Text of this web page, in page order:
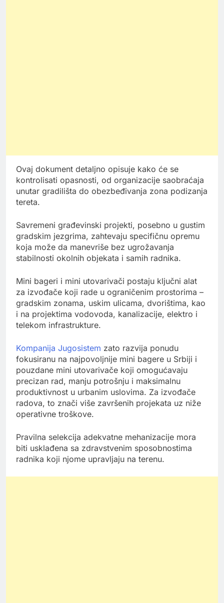
Ovaj dokument detaljno opisuje kako će se
kontrolisati opasnosti, od organizacije saobraćaja
unutar gradilišta do obezbeđivanja zona podizanja
tereta.
Savremeni građevinski projekti, posebno u gustim
gradskim jezgrima, zahtevaju specifičnu opremu
koja može da manevriše bez ugrožavanja
stabilnosti okolnih objekata i samih radnika.
Mini bageri i mini utovarivači postaju ključni alat
za izvođače koji rade u ograničenim prostorima –
gradskim zonama, uskim ulicama, dvorištima, kao
i na projektima vodovoda, kanalizacije, elektro i
telekom infrastrukture.
Kompanija Jugosistem zato razvija ponudu
fokusiranu na najpovoljnije mini bagere u Srbiji i
pouzdane mini utovarivače koji omogućavaju
precizan rad, manju potrošnju i maksimalnu
produktivnost u urbanim uslovima. Za izvođače
radova, to znači više završenih projekata uz niže
operativne troškove.
Pravilna selekcija adekvatne mehanizacije mora
biti usklađena sa zdravstvenim sposobnostima
radnika koji njome upravljaju na terenu.